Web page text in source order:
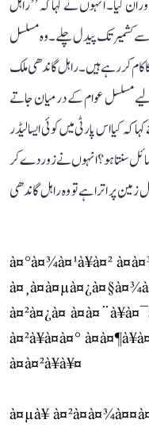
کیا۔ انہوں نے کہا کہ ’’راہل
کشمیر تک پیدل چلے۔ وہ مسلسل
کام کر رہے ہیں۔ راہل گاندھی ملک
مسلسل عوام کے درمیان جاتے
کیا اس پارٹی میں کوئی ایسا لیڈر
سنتا ہو؟ انہوں نے زور دے کر
پر اترا ہے تو وہ راہل گاندھی
à¤°à¤¾à¤¹à¥à¤²
à¤²à¤¿à¤
à¤²à¥à¤à¤°
à¤à¤²à¥à¥¤
à¤µà¥